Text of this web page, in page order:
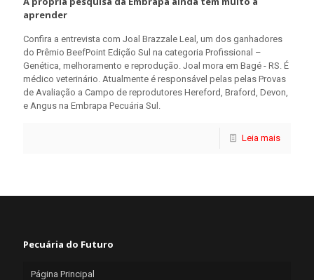
aprender
Confira a entrevista com Joal Brazzale Leal, um dos ganhadores
do Prêmio BeefPoint Edição Sul na categoria Profissional –
Genética, melhoramento e reprodução. Joal mora em Bagé - RS. É
médico veterinário. Atualmente é responsável pelas pelas Provas
de Avaliação a Campo de reprodutores Hereford, Braford, Devon,
e Angus na Embrapa Pecuária Sul.
Leia mais
Pecuária do Futuro
Página Principal